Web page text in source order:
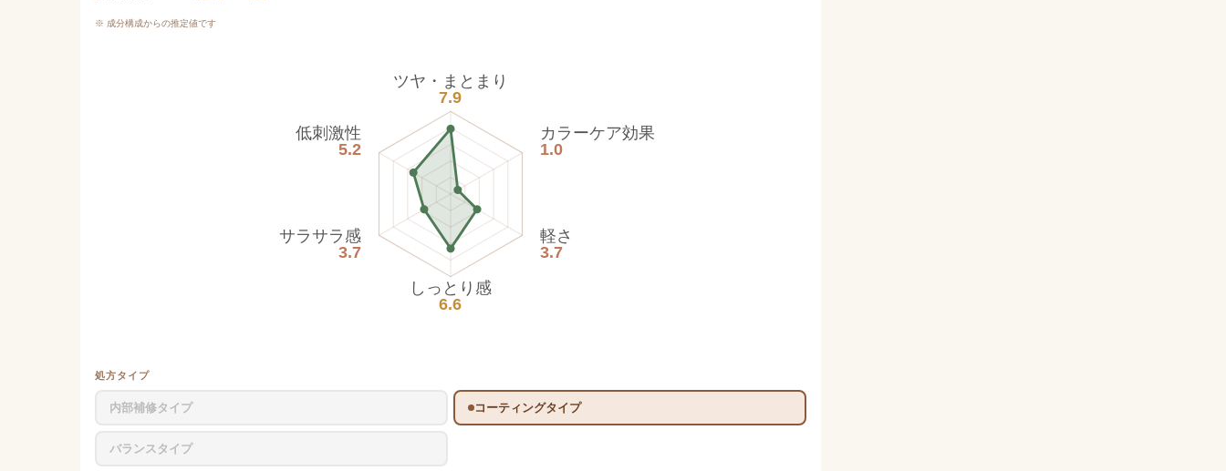
※ 成分構成からの推定値です
ツヤ・まとまり
7.9
カラーケア効果
1.0
軽さ
3.7
しっとり感
6.6
サラサラ感
3.7
低刺激性
5.2
処方タイプ
内部補修タイプ コーティングタイプ
バランスタイプ